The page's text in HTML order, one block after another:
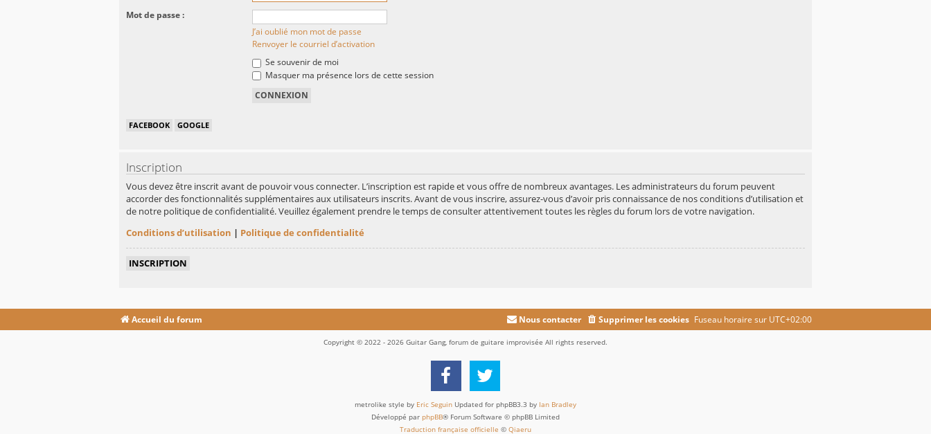
Mot de passe :
J’ai oublié mon mot de passe
Renvoyer le courriel d’activation
Se souvenir de moi
Masquer ma présence lors de cette session
FACEBOOK GOOGLE
Inscription
Vous devez être inscrit avant de pouvoir vous connecter. L’inscription est rapide et vous offre de nombreux avantages. Les administrateurs du forum peuvent
accorder des fonctionnalités supplémentaires aux utilisateurs inscrits. Avant de vous inscrire, assurez-vous d’avoir pris connaissance de nos conditions d’utilisation et
de notre politique de confidentialité. Veuillez également prendre le temps de consulter attentivement toutes les règles du forum lors de votre navigation.
Conditions d’utilisation | Politique de confidentialité
INSCRIPTION
Accueil du forum Fuseau horaire sur UTC+02:00
Supprimer les cookies
Nous contacter
Copyright © 2022 - 2026 Guitar Gang, forum de guitare improvisée All rights reserved.
metrolike style by Eric Seguin Updated for phpBB3.3 by Ian Bradley
Développé par phpBB® Forum Software © phpBB Limited
Traduction française officielle © Qiaeru